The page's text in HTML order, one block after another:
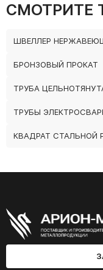
СМОТРИТЕ
ШВЕЛЛЕР
БРОНЗОВЫЙ ПРОКАТ
ТРУБА
ТРУБЫ
КВАДРАТ СТАЛЬНОЙ